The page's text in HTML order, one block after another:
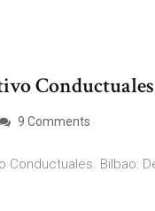
Conductuales
9 Comments
Conductuales. Bilbao: